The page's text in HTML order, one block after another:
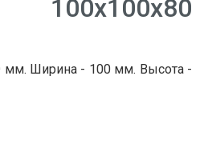
100х100х80
мм. Ширина - 100 мм. Высота -